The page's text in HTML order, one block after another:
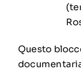
Questo